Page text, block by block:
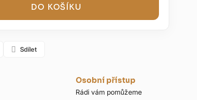
DO KOŠÍKU
Sdílet
Osobní přístup
Rádi vám pomůžeme